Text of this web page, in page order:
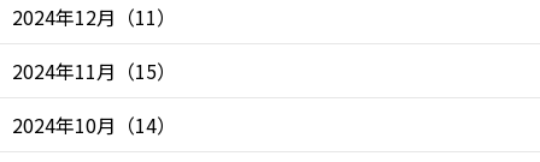
2024年12月 （11）
2024年11月 （15）
2024年10月 （14）